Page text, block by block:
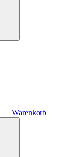
Warenkorb